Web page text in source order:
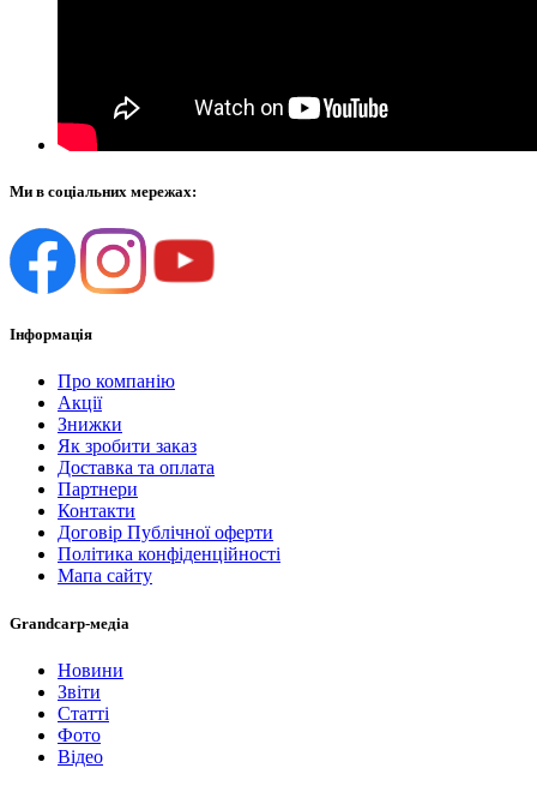
Ми в соціальних мережах:
Інформація
Про компанію
Акції
Знижки
Як зробити заказ
Доставка та оплата
Партнери
Контакти
Договір Публічної оферти
Політика конфіденційності
Мапа сайту
Grandcarp-медіа
Новини
Звіти
Статті
Фото
Відео